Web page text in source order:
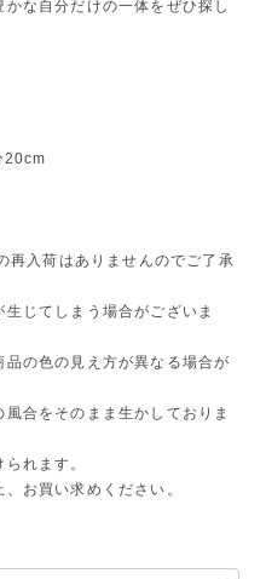
な自分だけの一体をぜひ探し
20cm
再入荷はありませんのでご了承
じてしまう場合がございま
品の色の見え方が異なる場合が
合をそのまま生かしておりま
れます。
お買い求めください。